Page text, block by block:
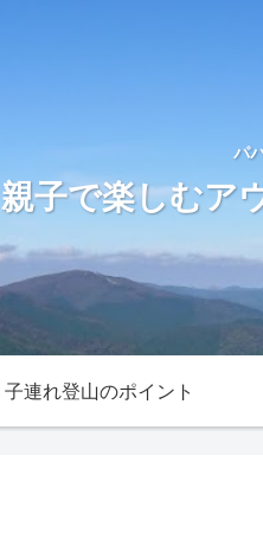
パ
親子で楽しむア
子連れ登山のポイント